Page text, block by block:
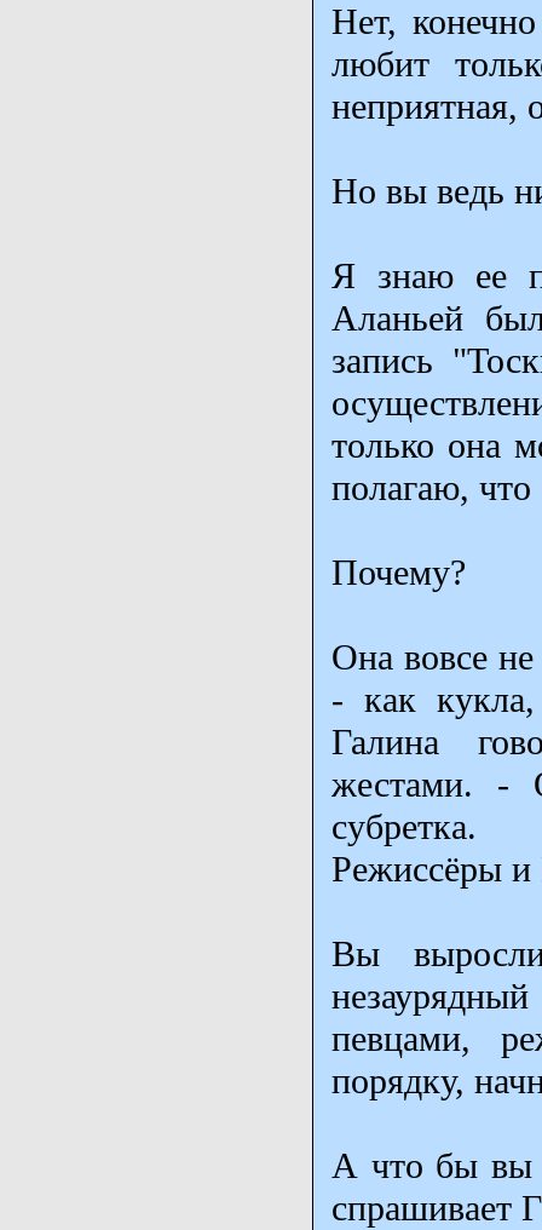
Нет,
любит
неприятная,
Но вы ведь
Я знаю ее
Аланьей
запись
только она
полагаю,
Почему?
Она вовсе
- как кукла,
Галина
жестами. -
субретка.
Режиссёры и
Вы
певцами,
порядку,
А что бы вы
спрашивает